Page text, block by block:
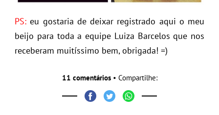
PS: eu gostaria de deixar registrado aqui o meu
beijo para toda a equipe Luiza Barcelos que nos
receberam muitíssimo bem, obrigada! =)
11 comentários• Compartilhe: